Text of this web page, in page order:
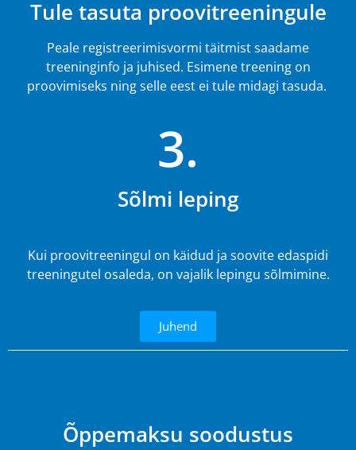
Tule tasuta proovitreeningule
Peale registreerimisvormi täitmist saadame
treeninginfo ja juhised. Esimene treening on
proovimiseks ning selle eest ei tule midagi tasuda.
3.
Sõlmi leping
Kui proovitreeningul on käidud ja soovite edaspidi
treeningutel osaleda, on vajalik lepingu sõlmimine.
Juhend
Õppemaksu soodustus